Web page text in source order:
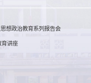
想政治教育系列报告会
育讲座